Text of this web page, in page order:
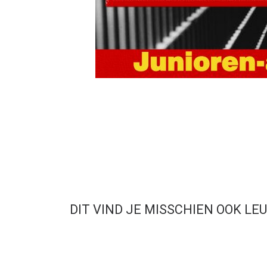
DIT VIND JE MISSCHIEN OOK